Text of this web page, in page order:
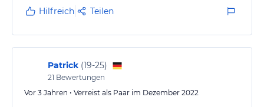
Hilfreich Teilen
Patrick (19-25)
21 Bewertungen
Vor 3 Jahren • Verreist als Paar im Dezember 2022